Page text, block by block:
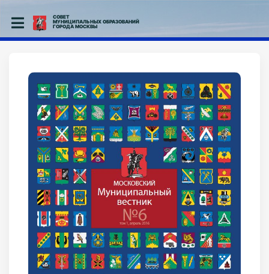
СОВЕТ
МУНИЦИПАЛЬНЫХ ОБРАЗОВАНИЙ
ГОРОДА МОСКВЫ